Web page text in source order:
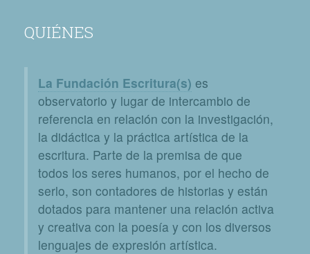
QUIÉNES
La Fundación Escritura(s) es
observatorio y lugar de intercambio de
referencia en relación con la investigación,
la didáctica y la práctica artística de la
escritura. Parte de la premisa de que
todos los seres humanos, por el hecho de
serlo, son contadores de historias y están
dotados para mantener una relación activa
y creativa con la poesía y con los diversos
lenguajes de expresión artística.